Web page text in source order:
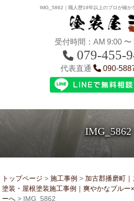
IMG_5862｜職人歴19年以上のプロが確か
受付時間：AM 9:00 〜
079-455-
代表直通 090-
IMG_5862
トップページ > 施工事例 > 加古郡播磨町
塗装・屋根塗装施工事例｜爽やかなブルー
ーへ > IMG_5862